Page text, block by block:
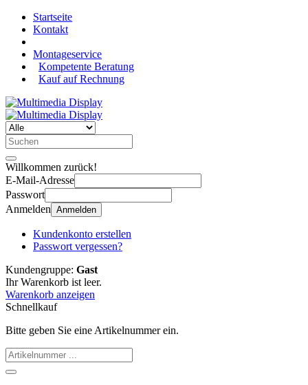
Startseite
Kontakt
Montageservice
Kompetente Beratung
Kauf auf Rechnung
Willkommen zurück!
E-Mail-Adresse
Passwort
Anmelden Anmelden
Kundenkonto erstellen
Passwort vergessen?
Kundengruppe: Gast
Ihr Warenkorb ist leer.
Warenkorb anzeigen
Schnellkauf
Bitte geben Sie eine Artikelnummer ein.